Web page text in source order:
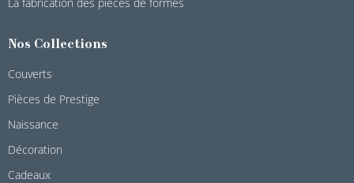
Nos Collections
Couverts
Pièces de Prestige
Naissance
Décoration
Cadeaux